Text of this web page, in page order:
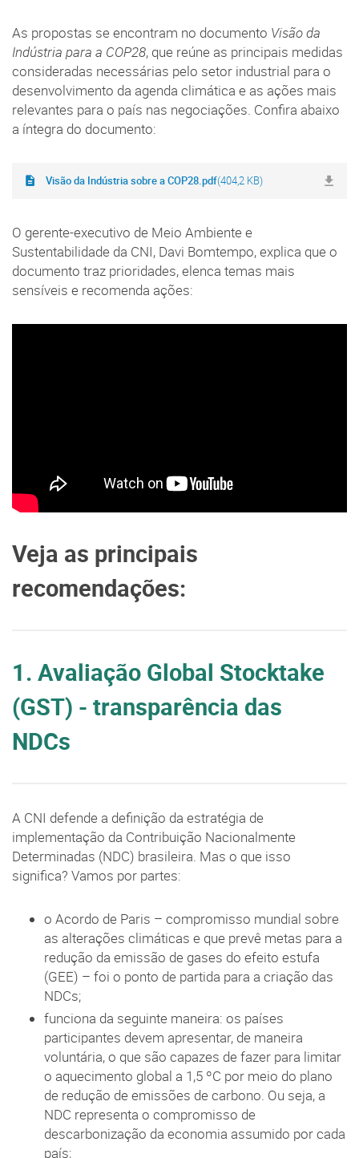
As propostas se encontram no documento Visão da
Indústria para a COP28, que reúne as principais medidas
consideradas necessárias pelo setor industrial para o
desenvolvimento da agenda climática e as ações mais
relevantes para o país nas negociações. Confira abaixo
a íntegra do documento:
Visão da Indústria sobre a COP28.pdf(404,2 KB)
O gerente-executivo de Meio Ambiente e
Sustentabilidade da CNI, Davi Bomtempo, explica que o
documento traz prioridades, elenca temas mais
sensíveis e recomenda ações:
Veja as principais
recomendações:
1. Avaliação Global Stocktake
(GST) - transparência das
NDCs
A CNI defende a definição da estratégia de
implementação da Contribuição Nacionalmente
Determinadas (NDC) brasileira. Mas o que isso
significa? Vamos por partes:
o Acordo de Paris – compromisso mundial sobre
as alterações climáticas e que prevê metas para a
redução da emissão de gases do efeito estufa
(GEE) – foi o ponto de partida para a criação das
NDCs;
funciona da seguinte maneira: os países
participantes devem apresentar, de maneira
voluntária, o que são capazes de fazer para limitar
o aquecimento global a 1,5 ºC por meio do plano
de redução de emissões de carbono. Ou seja, a
NDC representa o compromisso de
descarbonização da economia assumido por cada
país;